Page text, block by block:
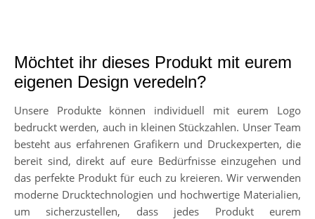
Möchtet ihr dieses Produkt mit eurem
eigenen Design veredeln?
Unsere Produkte können individuell mit eurem Logo
bedruckt werden, auch in kleinen Stückzahlen. Unser Team
besteht aus erfahrenen Grafikern und Druckexperten, die
bereit sind, direkt auf eure Bedürfnisse einzugehen und
das perfekte Produkt für euch zu kreieren. Wir verwenden
moderne Drucktechnologien und hochwertige Materialien,
um sicherzustellen, dass jedes Produkt eurem